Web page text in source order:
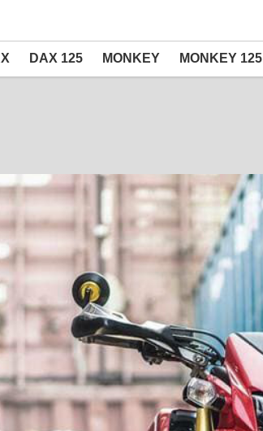
DAX 125 MONKEY MONKEY 125